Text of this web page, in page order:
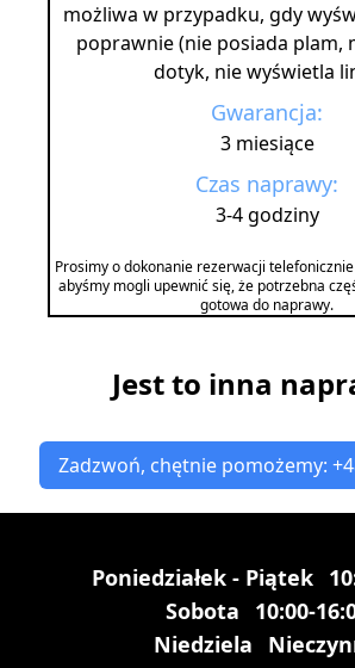
możliwa w przypadku, gdy
poprawnie (nie posiada plam,
dotyk, nie wyświetla
Gwarancja:
3 miesiące
Czas naprawy:
3-4 godziny
Prosimy o dokonanie rezerwacji
abyśmy mogli upewnić się, że potrzebna
gotowa do naprawy.
Jest to inna
Zadzwoń, chętnie pomożemy:
Poniedziałek - Piątek
Sobota
10:00-
Niedziela